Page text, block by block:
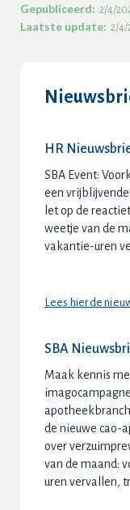
Gepubliceerd: 2/4/
Laatste update: 2/4/
HR
SBA Event:
een
let op de
weetje van de
vakantie-uren
Lees hier de
SBA
Maak kennis
de nieuwe cao-
over
van de maand:
uren vervallen,